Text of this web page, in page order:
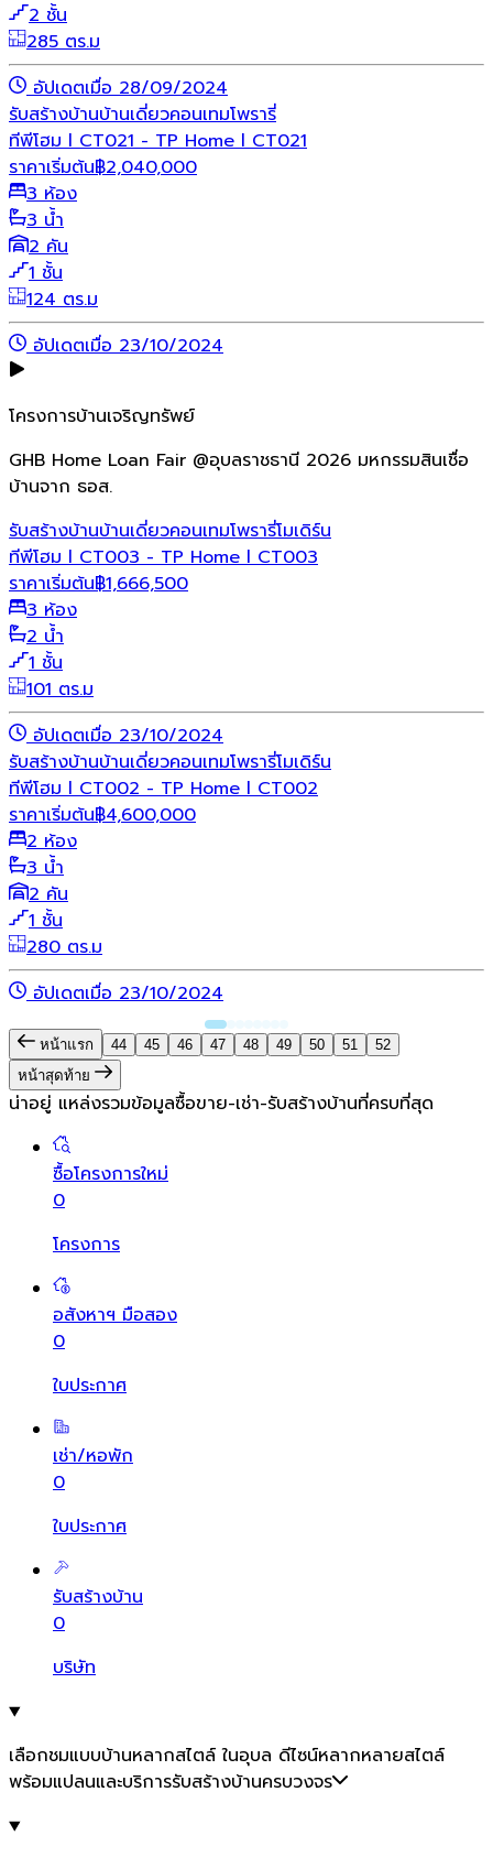
2 ชั้น
285 ตร.ม
อัปเดตเมื่อ 28/09/2024
รับสร้างบ้านบ้านเดี่ยวคอนเทมโพรารี่
ทีพีโฮม l CT021 - TP Home l CT021
ราคาเริ่มต้น฿2,040,000
3 ห้อง
3 น้ำ
2 คัน
1 ชั้น
124 ตร.ม
อัปเดตเมื่อ 23/10/2024
โครงการบ้านเจริญทรัพย์
GHB Home Loan Fair @อุบลราชธานี 2026 มหกรรมสินเชื่อ
บ้านจาก ธอส.
รับสร้างบ้านบ้านเดี่ยวคอนเทมโพรารี่โมเดิร์น
ทีพีโฮม l CT003 - TP Home l CT003
ราคาเริ่มต้น฿1,666,500
3 ห้อง
2 น้ำ
1 ชั้น
101 ตร.ม
อัปเดตเมื่อ 23/10/2024
รับสร้างบ้านบ้านเดี่ยวคอนเทมโพรารี่โมเดิร์น
ทีพีโฮม l CT002 - TP Home l CT002
ราคาเริ่มต้น฿4,600,000
2 ห้อง
3 น้ำ
2 คัน
1 ชั้น
280 ตร.ม
อัปเดตเมื่อ 23/10/2024
หน้าแรก 44 45 46 47 48 49 50 51
52
หน้าสุดท้าย
น่าอยู่ แหล่งรวมข้อมูลซื้อขาย-เช่า-รับสร้างบ้านที่ครบที่สุด
ซื้อโครงการใหม่
0
โครงการ
อสังหาฯ มือสอง
0
ใบประกาศ
เช่า/หอพัก
0
ใบประกาศ
รับสร้างบ้าน
0
บริษัท
เลือกชมแบบบ้านหลากสไตล์ ในอุบล ดีไซน์หลากหลายสไตล์
พร้อมแปลนและบริการรับสร้างบ้านครบวงจร